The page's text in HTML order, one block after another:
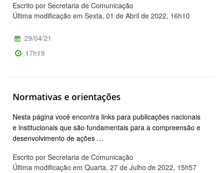
Escrito por Secretaria de Comunicação
Última modificação em Sexta, 01 de Abril de 2022, 16h10
29/04/21
17h19
Normativas e orientações
Nesta página você encontra links para publicações nacionais
e institucionais que são fundamentais para a compreensão e
desenvolvimento de ações …
Escrito por Secretaria de Comunicação
Última modificação em Quarta, 27 de Julho de 2022, 15h57